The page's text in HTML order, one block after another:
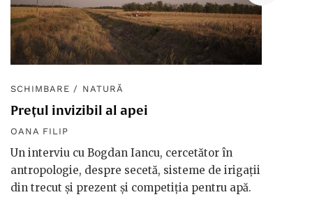
SCHIMBARE / NATURĂ
Prețul invizibil al apei
OANA FILIP
Un interviu cu Bogdan Iancu, cercetător în
antropologie, despre secetă, sisteme de irigații
din trecut și prezent și competiția pentru apă.